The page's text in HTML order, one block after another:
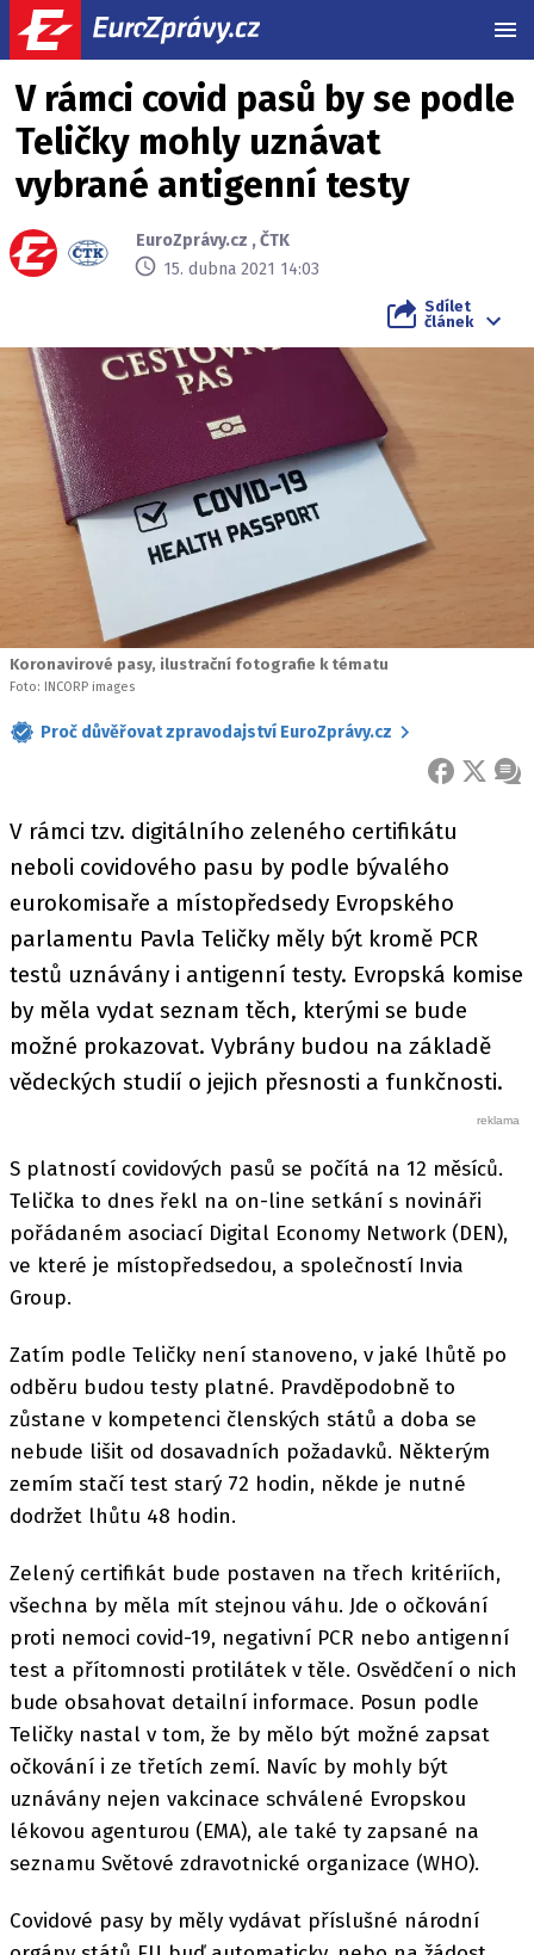
V rámci covid pasů by se podle
Teličky mohly uznávat
vybrané antigenní testy
EuroZprávy.cz ,ČTK
15. dubna 2021 14:03
Sdílet
článek
Koronavirové pasy, ilustrační fotografie k tématu
Foto: INCORP images
Proč důvěřovat zpravodajství EuroZprávy.cz
FACEBOOK
X
V rámci tzv. digitálního zeleného certifikátu
neboli covidového pasu by podle bývalého
eurokomisaře a místopředsedy Evropského
parlamentu Pavla Teličky měly být kromě PCR
testů uznávány i antigenní testy. Evropská komise
by měla vydat seznam těch, kterými se bude
možné prokazovat. Vybrány budou na základě
vědeckých studií o jejich přesnosti a funkčnosti.
S platností covidových pasů se počítá na 12 měsíců.
Telička to dnes řekl na on-line setkání s novináři
pořádaném asociací Digital Economy Network (DEN),
ve které je místopředsedou, a společností Invia
Group.
Zatím podle Teličky není stanoveno, v jaké lhůtě po
odběru budou testy platné. Pravděpodobně to
zůstane v kompetenci členských států a doba se
nebude lišit od dosavadních požadavků. Některým
zemím stačí test starý 72 hodin, někde je nutné
dodržet lhůtu 48 hodin.
Zelený certifikát bude postaven na třech kritériích,
všechna by měla mít stejnou váhu. Jde o očkování
proti nemoci covid-19, negativní PCR nebo antigenní
test a přítomnosti protilátek v těle. Osvědčení o nich
bude obsahovat detailní informace. Posun podle
Teličky nastal v tom, že by mělo být možné zapsat
očkování i ze třetích zemí. Navíc by mohly být
uznávány nejen vakcinace schválené Evropskou
lékovou agenturou (EMA), ale také ty zapsané na
seznamu Světové zdravotnické organizace (WHO).
Covidové pasy by měly vydávat příslušné národní